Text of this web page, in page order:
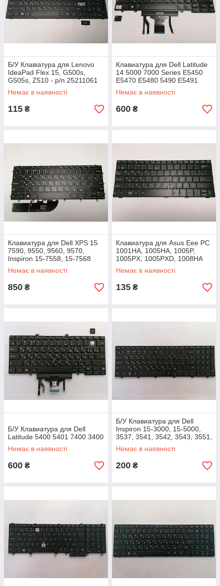
Б/У Клавіатура для Lenovo
IdeaPad Flex 15, G500s,
G505s, Z510 - p/n 25211061
Немає в наявності
115 ₴
Клавиатура для Dell Latitude
14 5000 7000 Series E5450
E5470 E5480 5490 E5491
5495 E7450 7470 E7480 7490
Немає в наявності
600 ₴
Клавиатура для Dell XPS 15
7590, 9550, 9560, 9570,
Inspiron 15-7558, 15-7568
series
Немає в наявності
850 ₴
Клавиатура для Asus Eee PC
1001HA, 1005HA, 1005P,
1005PX, 1005PXD, 1008HA
p/n 04GOA192KRU10-3
Немає в наявності
135 ₴
Б/У Клавиатура для Dell
Latitude 5400 5401 7400 3400
Немає в наявності
600 ₴
Б/У Клавиатура для Dell
Inspiron 15-3000, 15-5000,
3537, 3541, 3542, 3543, 3551,
3552, 3558, 5542, 5545, 5547
Немає в наявності
200 ₴